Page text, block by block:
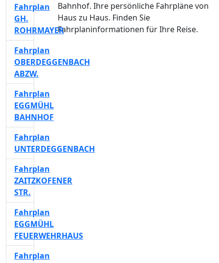
Bahnhof. Ihre persönliche Fahrpläne von
Haus zu Haus. Finden Sie
Fahrplaninformationen für Ihre Reise.
Fahrplan
GH.
ROHRMAYER
Fahrplan
OBERDEGGENBACH
ABZW.
Fahrplan
EGGMÜHL
BAHNHOF
Fahrplan
UNTERDEGGENBACH
Fahrplan
ZAITZKOFENER
STR.
Fahrplan
EGGMÜHL
FEUERWEHRHAUS
Fahrplan